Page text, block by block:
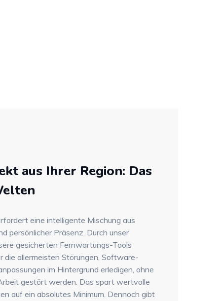
aus Ihrer Region: Das
eine intelligente Mischung aus
persönlicher Präsenz. Durch unser
gesicherten Fernwartungs-Tools
die allermeisten Störungen, Software-
im Hintergrund erledigen, ohne
gestört werden. Das spart wertvolle
auf ein absolutes Minimum. Dennoch gibt